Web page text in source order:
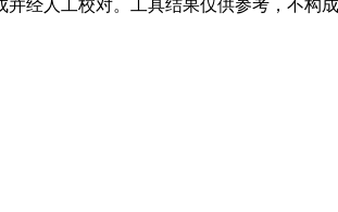
经人工校对。工具结果仅供参考，不构成